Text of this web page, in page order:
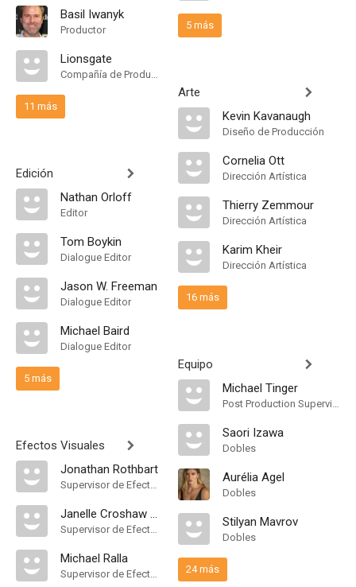
Basil Iwanyk
Productor
Lionsgate
Compañía de Produccion
11 más
Edición
Nathan Orloff
Editor
Tom Boykin
Dialogue Editor
Jason W. Freeman
Dialogue Editor
Michael Baird
Dialogue Editor
5 más
Efectos Visuales
Jonathan Rothbart
Supervisor de Efectos Visuales
Janelle Croshaw Ralla
Supervisor de Efectos Visuales
Michael Ralla
Supervisor de Efectos Visuales
5 más
Arte
Kevin Kavanaugh
Diseño de Producción
Cornelia Ott
Dirección Artística
Thierry Zemmour
Dirección Artística
Karim Kheir
Dirección Artística
16 más
Equipo
Michael Tinger
Post Production Supervisor
Saori Izawa
Dobles
Aurélia Agel
Dobles
Stilyan Mavrov
Dobles
24 más